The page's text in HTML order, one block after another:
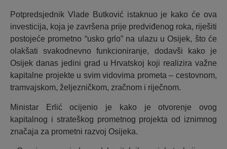
Potpredsjednik Vlade Butković istaknuo je kako će ova
investicija, koja je završena prije predviđenog roka, riješiti
postojeće prometno “usko grlo” na ulazu u Osijek, što će
olakšati svakodnevno funkcioniranje, dodavši kako je
Osijek danas jedini grad u Hrvatskoj koji realizira važne
kapitalne projekte u svim vidovima prometa – cestovnom,
tramvajskom, željezničkom, zračnom i riječnom.
Ministar Erlić ocijenio je kako je otvorenje ovog
kapitalnog i strateškog prometnog projekta od iznimnog
značaja za prometni razvoj Osijeka.